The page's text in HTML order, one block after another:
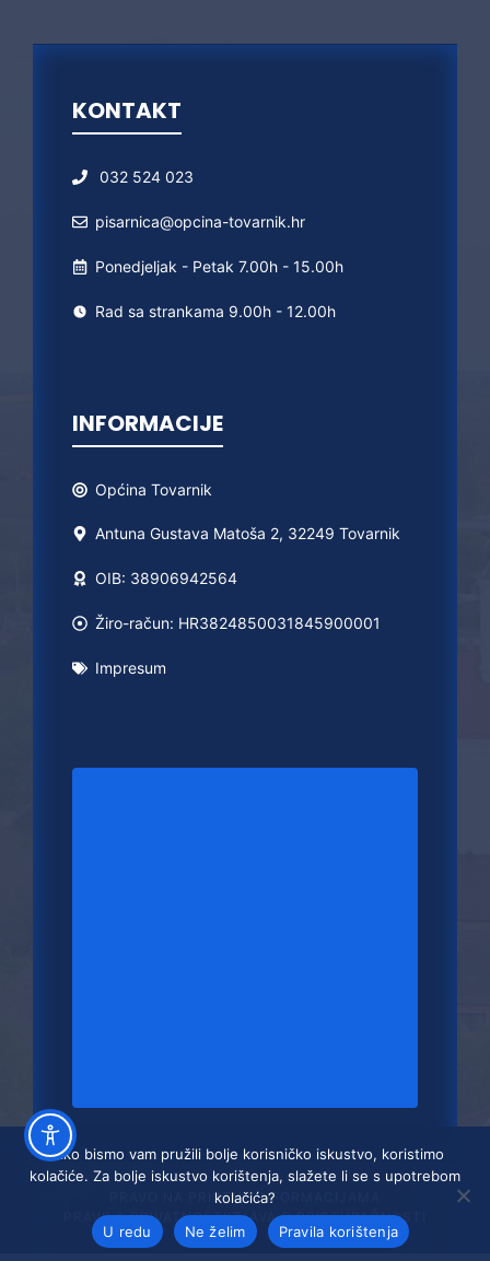
KONTAKT
032 524 023
pisarnica@opcina-tovarnik.hr
Ponedjeljak - Petak 7.00h - 15.00h
Rad sa strankama 9.00h - 12.00h
INFORMACIJE
Općina Tovarnik
Antuna Gustava Matoša 2, 32249 Tovarnik
OIB: 38906942564
Žiro-račun: HR3824850031845900001
Impresum
PRAVO NA PRISTUP INFORMACIJAMA
PRAVILA PRIVATNOSTIIZJAVA O PRISTUPAČNOSTI
Kako bismo vam pružili bolje korisničko iskustvo, koristimo
kolačiće. Za bolje iskustvo korištenja, slažete li se s upotrebom
kolačića?
U redu
Ne želim Pravila korištenja